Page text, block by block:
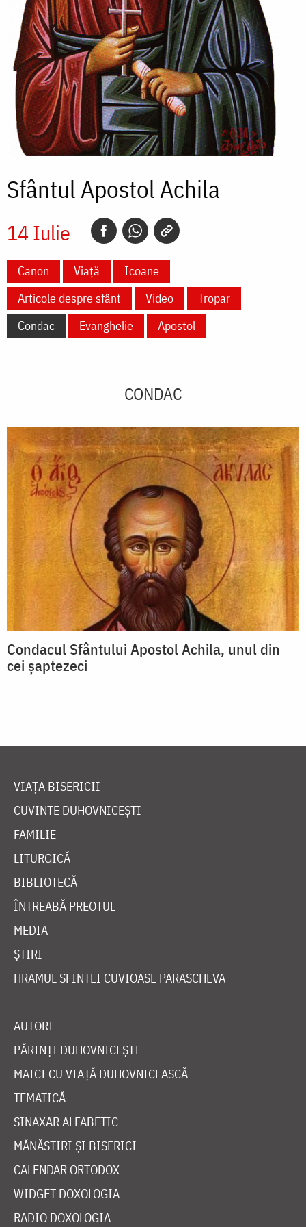
Sfântul Apostol Achila
14 Iulie
Canon Viață
Icoane
Articole despre sfânt
Video
Tropar
Condac
Evanghelie Apostol
CONDAC
Condacul Sfântului Apostol Achila, unul din
cei şaptezeci
VIAȚA BISERICII
CUVINTE DUHOVNICEȘTI
FAMILIE
LITURGICĂ
BIBLIOTECĂ
ÎNTREABĂ PREOTUL
MEDIA
ȘTIRI
HRAMUL SFINTEI CUVIOASE PARASCHEVA
AUTORI
PĂRINȚI DUHOVNICEȘTI
MAICI CU VIAȚĂ DUHOVNICEASCĂ
TEMATICĂ
SINAXAR ALFABETIC
MĂNĂSTIRI ȘI BISERICI
CALENDAR ORTODOX
WIDGET DOXOLOGIA
RADIO DOXOLOGIA